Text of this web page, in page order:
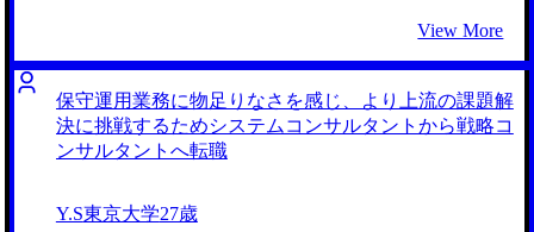
数多く紹介していただけたことで、非常に満足度の高い転職
活動を行うことができました。コンサルティングファームの
細かい分類や各ファームの強み・雰囲気は自分だけで転職活
動をしていたらわからなかったと思います。 また、担当し
てくださった町田さんと自身のバックグラウンドが似てお
り、一番希望や悩みに共感してくださったことが大きい理由
だけたので、自身の希望とズレのない職場環境で働けるよう
たため、業務を通じて自身の知見が広がっていないように感
じていました。 そのため、様々な産業や日本に直接アプロ
ーチし、問題解決に貢献できる仕事をしたいと考えるように
なりました。 コンサルタントとして働く友人の話を聞き興
味を持ちました。 コンサルタントは、プロジェクトごとに
ロセスなため自身の経験を活かしやすいと考えていました。
View More
保守運用業務に物足りなさを感じ、より上流の課題解
決に挑戦するためシステムコンサルタントから戦略コ
ンサルタントへ転職
Y.S東京大学27歳